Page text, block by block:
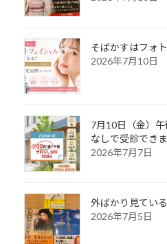
そばかすはフォ
2026年7月10日
7月10日（金）
なしで受診でき
2026年7月7日
外ばかり見てい
2026年7月5日